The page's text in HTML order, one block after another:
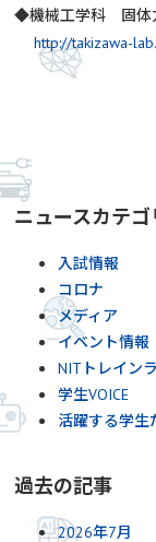
◆機械工学科 固体
http://takizawa-
ニュースカテゴ
入試情報
コロナ
メディア
イベント情報
NITトレイン
学生VOICE
活躍する学生
過去の記事
2026年7月